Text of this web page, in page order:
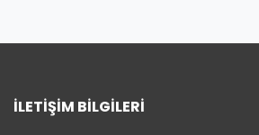
İLETIŞIM BILGILERI